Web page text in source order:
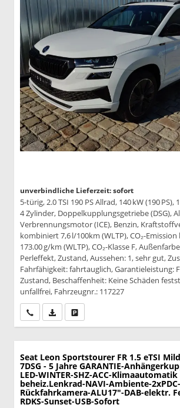
unverbindliche Lieferzeit: sofort
5-türig, 2.0 TSI 190 PS Allrad, 140 kW (190 PS),
4 Zylinder, Doppelkupplungsgetriebe (DSG),
Verbrennungsmotor (ICE), Benzin,
kombiniert 7,6 l/100km (WLTP), CO₂-
173.00 g/km (WLTP), CO₂-Klasse F,
Perleffekt, Zustand, Aussehen: 1, sehr gut,
Fahrfähigkeit: fahrtauglich, Garantieleistung:
Zustand, Beschaffenheit: Keine Schäden
unfallfrei, Fahrzeugnr.: 117227
Wir rufen Sie anPDF-Datei, Fahrzeugexposé drucken
Seat Leon Sportstourer FR 1.5 eTSI
7DSG - 5 Jahre GARANTIE-
LED-WINTER-SHZ-ACC-
beheiz.Lenkrad-NAVI-Ambiente-2xPDC-
Rückfahrkamera-ALU17"-DAB-elektr.
RDKS-Sunset-USB-Sofort